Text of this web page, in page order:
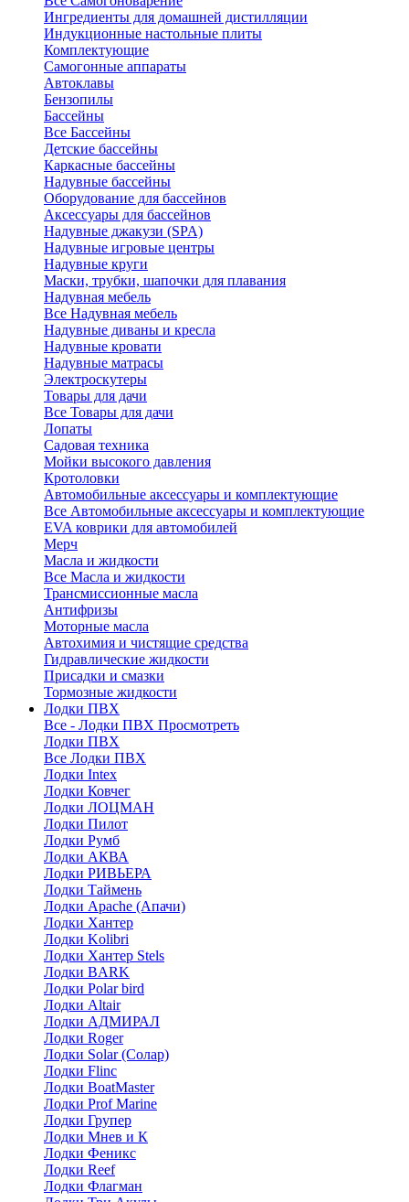
Ингредиенты для домашней дистилляции
Индукционные настольные плиты
Комплектующие
Самогонные аппараты
Автоклавы
Бензопилы
Бассейны
Все Бассейны
Детские бассейны
Каркасные бассейны
Надувные бассейны
Оборудование для бассейнов
Аксессуары для бассейнов
Надувные джакузи (SPA)
Надувные игровые центры
Надувные круги
Маски, трубки, шапочки для плавания
Надувная мебель
Все Надувная мебель
Надувные диваны и кресла
Надувные кровати
Надувные матрасы
Электроскутеры
Товары для дачи
Все Товары для дачи
Лопаты
Садовая техника
Мойки высокого давления
Кротоловки
Автомобильные аксессуары и комплектующие
Все Автомобильные аксессуары и комплектующие
EVA коврики для автомобилей
Мерч
Масла и жидкости
Все Масла и жидкости
Трансмиссионные масла
Антифризы
Моторные масла
Автохимия и чистящие средства
Гидравлические жидкости
Присадки и смазки
Тормозные жидкости
Лодки ПВХ
Все - Лодки ПВХ Просмотреть
Лодки ПВХ
Все Лодки ПВХ
Лодки Intex
Лодки Ковчег
Лодки ЛОЦМАН
Лодки Пилот
Лодки Румб
Лодки АКВА
Лодки РИВЬЕРА
Лодки Таймень
Лодки Apache (Апачи)
Лодки Хантер
Лодки Kolibri
Лодки Хантер Stels
Лодки BARK
Лодки Polar bird
Лодки Altair
Лодки АДМИРАЛ
Лодки Roger
Лодки Solar (Солар)
Лодки Flinc
Лодки BoatMaster
Лодки Prof Marine
Лодки Групер
Лодки Мнев и К
Лодки Феникс
Лодки Reef
Лодки Флагман